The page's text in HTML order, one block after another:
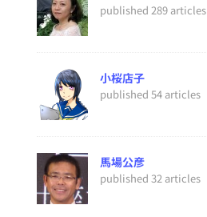
published 289 articles
小桜店子
published 54 articles
馬場公彦
published 32 articles